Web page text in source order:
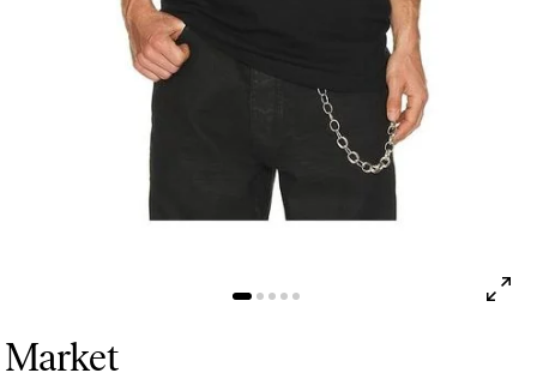
Market